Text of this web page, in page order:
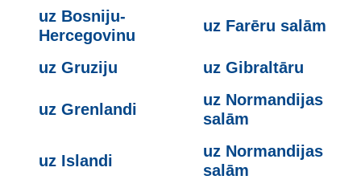
uz Bosniju-
Hercegovinu
uz Farēru salām
uz Gruziju uz Gibraltāru
uz Grenlandi
uz Normandijas
salām
uz Islandi
uz Normandijas
salām